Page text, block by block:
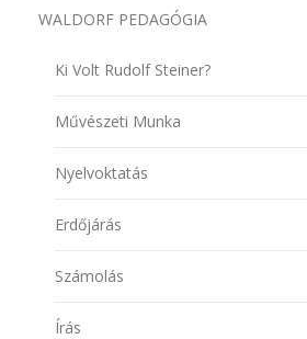
WALDORF PEDAGÓGIA
Ki Volt Rudolf Steiner?
Művészeti Munka
Nyelvoktatás
Erdőjárás
Számolás
Írás